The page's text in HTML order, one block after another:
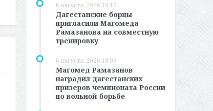
6 августа, 2026 18:10
Дагестанские борцы
пригласили Магомеда
Рамазанова на совместную
тренировку
6 августа, 2026 18:09
Магомед Рамазанов
наградил дагестанских
призеров чемпионата России
по вольной борьбе